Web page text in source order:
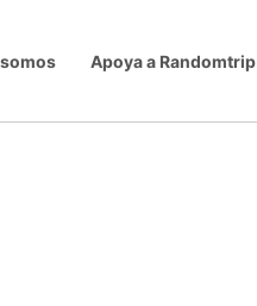
Apoya a Randomtrip